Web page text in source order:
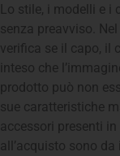
Lo stile, i modelli e i
senza preavviso.
verifica se il capo, il
inteso che
prodotto può non
sue caratteristiche
accessori presenti
all’acquisto sono